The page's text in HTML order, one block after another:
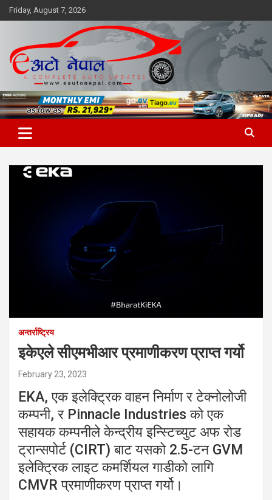
Skip
to
Friday, August 7, 2026
अन्तर्राष्ट्रिय
इकेएले सीएमभीआर प्रमाणीकरण प्राप्त गर्यो
February 23, 2023
EKA, एक इलेक्ट्रिक वाहन निर्माण र टेक्नोलोजी
कम्पनी, र Pinnacle Industries को एक
सहायक कम्पनीले केन्द्रीय इन्स्टिच्युट अफ रोड
ट्रान्सपोर्ट (CIRT) बाट यसको 2.5-टन GVM
इलेक्ट्रिक लाइट कमर्शियल गाडीको लागि
CMVR प्रमाणीकरण प्राप्त गर्यो।